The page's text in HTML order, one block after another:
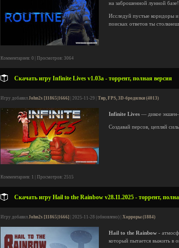
на заброшенной лунной базе!
Исследуй пустые коридоры
поисках ответов ты
Комментариев: 0 | Просмотров: 3064
Скачать игру Infinite Lives v1.03a - торрент, полная версия
Игру добавил John2s [11865|1666] | 2025-11-29 | Тир, FPS, 3D-бродилки (4013)
Infinite Lives — дикое
Создавай персов, цепляй
Комментариев: 1 | Просмотров: 2515
Скачать игру Hail to the Rainbow v28.11.2025 - торрент,
Игру добавил John2s [11865|1666] | 2025-11-28 (обновлено) | Хорроры (1884)
Hail to the Rainbow -
который пытается выжить в